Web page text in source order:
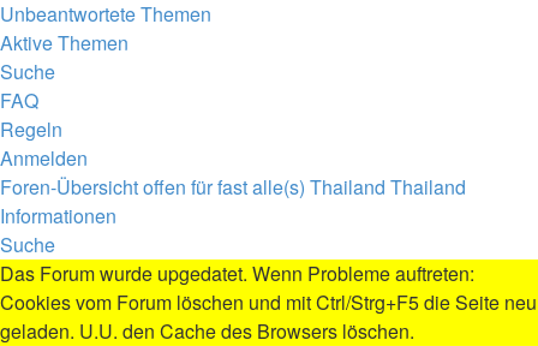
Unbeantwortete Themen
Aktive Themen
Suche
FAQ
Regeln
Anmelden
Foren-Übersichtoffen für fast alle(s) Thailand Thailand
Informationen
Suche
Das Forum wurde upgedatet. Wenn Probleme auftreten:
Cookies vom Forum löschen und mit Ctrl/Strg+F5 die Seite neu
geladen. U.U. den Cache des Browsers löschen.